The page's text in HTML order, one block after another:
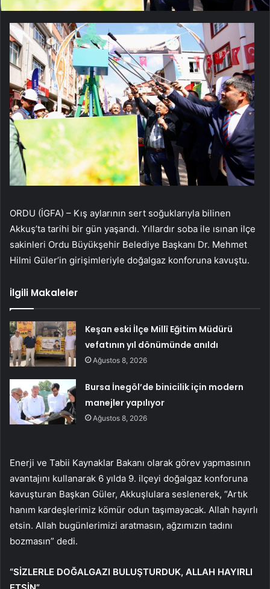
ORDU (İGFA) – Kış aylarının sert soğuklarıyla bilinen
Akkuş’ta tarihi bir gün yaşandı. Yıllardır soba ile ısınan ilçe
sakinleri Ordu Büyükşehir Belediye Başkanı Dr. Mehmet
Hilmi Güler’in girişimleriyle doğalgaz konforuna kavuştu.
İlgili Makaleler
Keşan eski İlçe Millî Eğitim Müdürü
vefatının yıl dönümünde anıldı
Ağustos 8, 2026
Bursa İnegöl’de binicilik için modern
manejler yapılıyor
Ağustos 8, 2026
Enerji ve Tabii Kaynaklar Bakanı olarak görev yapmasının
avantajını kullanarak 6 yılda 9. ilçeyi doğalgaz konforuna
kavuşturan Başkan Güler, Akkuşlulara seslenerek, “Artık
hanım kardeşlerimiz kömür odun taşımayacak. Allah hayırlı
etsin. Allah bugünlerimizi aratmasın, ağzımızın tadını
bozmasın” dedi.
“SİZLERLE DOĞALGAZI BULUŞTURDUK, ALLAH HAYIRLI